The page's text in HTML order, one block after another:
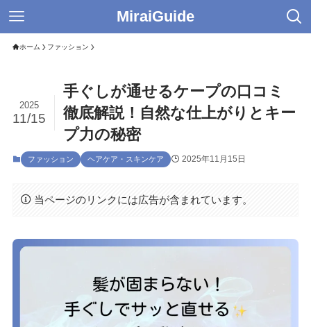
MiraiGuide
ホーム ファッション
手ぐしが通せるケープの口コミ
徹底解説！自然な仕上がりとキー
プ力の秘密
2025
11/15
ファッション ヘアケア・スキンケア 2025年11月15日
当ページのリンクには広告が含まれています。